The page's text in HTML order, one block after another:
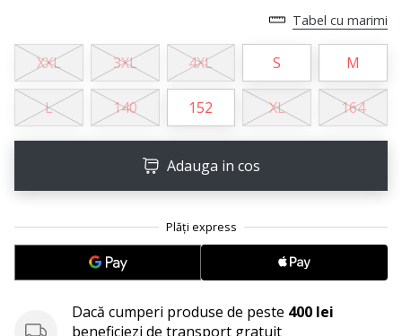
pantofi,
…
11. 8. 2022
•
Devino
brandului
nostru
volei
Tabel cu marimi
XXL 3XL 4XL S M
L 140 152 XL 164
Adauga in cos
Dacă cumperi produse de peste 400 lei
beneficiezi de transport gratuit